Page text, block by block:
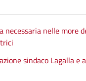
nelle more
sindaco Lagalla e